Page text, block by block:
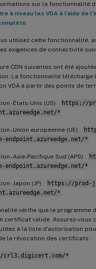
sur la fonctionnalité
à niveau les VDA à l’aide de
.
utilisez cette fonctionnalité,
exigences de connectivité
CDN suivantes ont été
La fonctionnalité télécharge
VDA à partir des points de
- États-Unis (US) :
https://
*
- Union européenne (UE) :
endpoint.azureedge.net/*
- Asie-Pacifique Sud (APS) :
endpoint.azureedge.net/*
- Japon (JP) :
https://prod-
*
vérifie que le programme
certificat valide. Assurez-vous
à la liste d’autorisation
la révocation des certificats :
*